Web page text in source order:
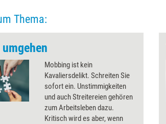
Thema:
Mobbing ist kein
Kavaliersdelikt. Schreiten Sie
sofort ein. Unstimmigkeiten
und auch Streitereien gehören
zum Arbeitsleben dazu.
Kritisch wird es aber, wenn